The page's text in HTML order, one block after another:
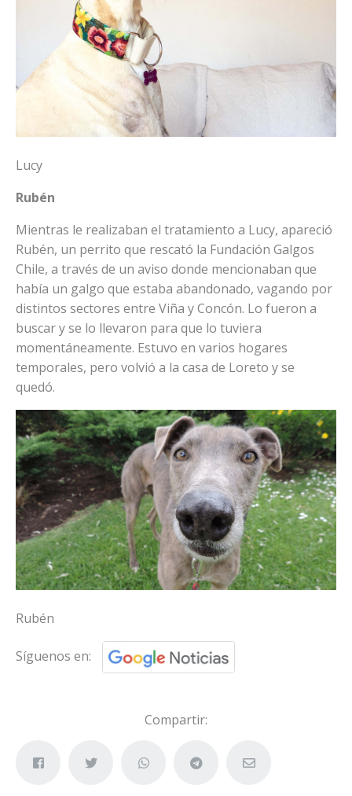
Lucy
Rubén
Mientras le realizaban el tratamiento a Lucy, apareció
Rubén, un perrito que rescató la Fundación Galgos
Chile, a través de un aviso donde mencionaban que
había un galgo que estaba abandonado, vagando por
distintos sectores entre Viña y Concón. Lo fueron a
buscar y se lo llevaron para que lo tuviera
momentáneamente. Estuvo en varios hogares
temporales, pero volvió a la casa de Loreto y se
quedó.
Rubén
Síguenos en:
Compartir: